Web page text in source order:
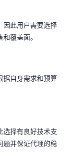
因此用户需要选择
覆盖面。
据自身需求和预算
选择有良好技术支
题并保证代理的稳